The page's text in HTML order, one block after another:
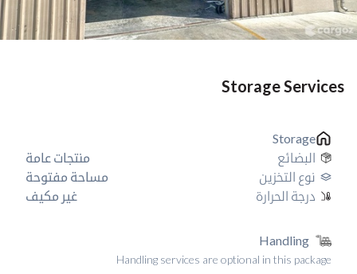
Storage Services
Storage
البضائع
منتجات عامة
نوع التخزين
مساحة مفتوحة
درجة الحرارة
غير مكيف
Handling
Handling services are optional in this package